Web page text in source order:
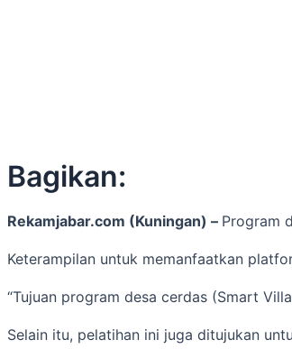
Bagikan:
Rekamjabar.com (Kuningan) – Program
Keterampilan untuk memanfaatkan
“Tujuan program desa cerdas (Smart
Selain itu, pelatihan ini juga ditujukan